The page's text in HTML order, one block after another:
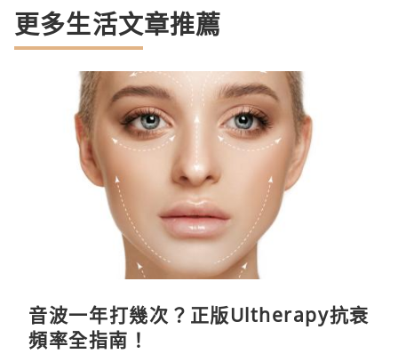
更多生活文章推薦
音波一年打幾次？正版Ultherapy抗衰
頻率全指南！